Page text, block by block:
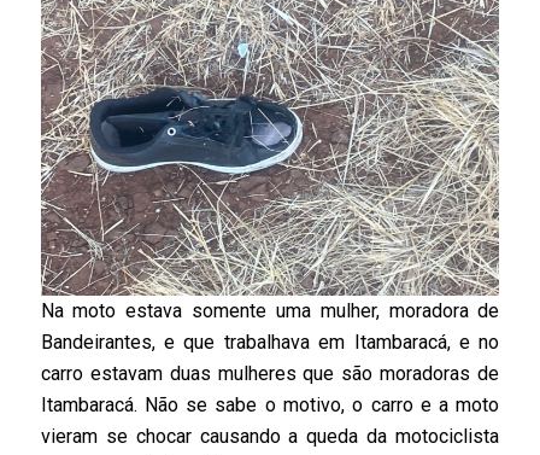
Na moto estava somente uma mulher, moradora de
Bandeirantes, e que trabalhava em Itambaracá, e no
carro estavam duas mulheres que são moradoras de
Itambaracá. Não se sabe o motivo, o carro e a moto
vieram se chocar causando a queda da motociclista